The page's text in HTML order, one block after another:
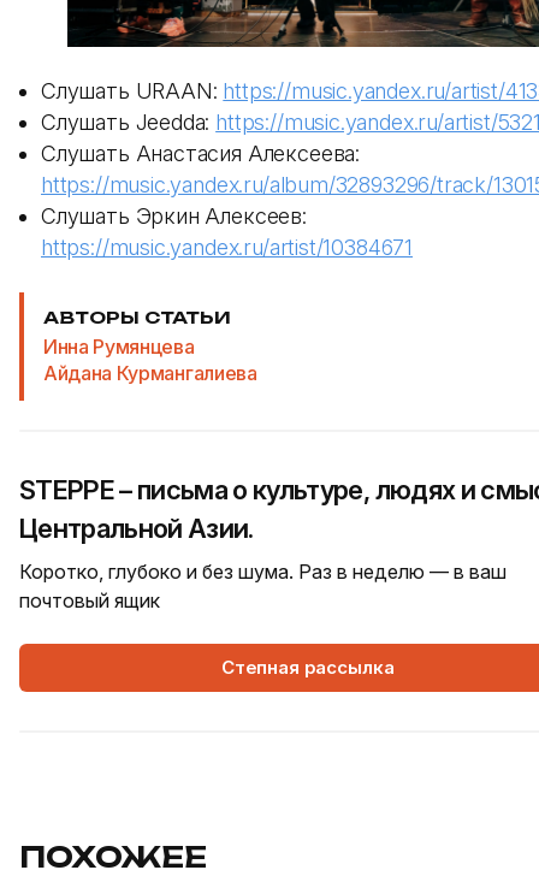
Слушать URAAN: https://music.yandex.ru/artist/
Слушать Jeedda: https://music.yandex.ru/artist/
Слушать Анастасия Алексеева:
https://music.yandex.ru/album/32893296/track/
Слушать Эркин Алексеев:
https://music.yandex.ru/artist/10384671
АВТОРЫ СТАТЬИ
Инна Румянцева
Айдана Курмангалиева
STEPPE – письма о культуре, людях и
Центральной Азии.
Коротко, глубоко и без шума. Раз в неделю — в ваш
почтовый ящик
Степная рассылка
ПОХОЖЕЕ